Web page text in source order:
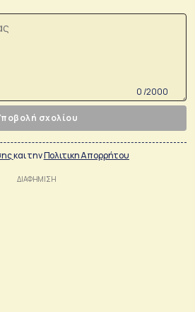
0 /2000
σχολίου
και τηνΠολιτικη Απορρήτου